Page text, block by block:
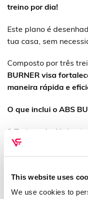
This website uses
We use cookies to
treino por dia!
Este plano é
tua casa, sem
Composto por três
BURNER visa
maneira rápida e
O que inclui o ABS
3 Treinos de
Cada sessão é
12 Minutos por Dia